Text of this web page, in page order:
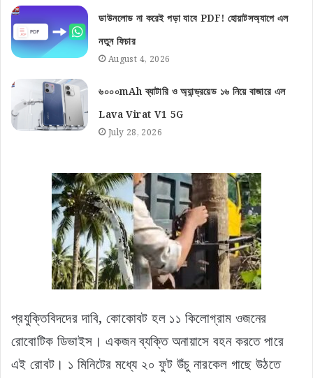
ডাউনলোড না করেই পড়া যাবে PDF! হোয়াটসঅ্যাপে এল
নতুন ফিচার
August 4, 2026
৬০০০mAh ব্যাটারি ও অ্যান্ড্রয়েড ১৬ নিয়ে বাজারে এল
Lava Virat V1 5G
July 28, 2026
প্রযুক্তিবিদদের দাবি, কোকোবট হল ১১ কিলোগ্রাম ওজনের
রোবোটিক ডিভাইস। একজন ব্যক্তি অনায়াসে বহন করতে পারে
এই রোবট। ১ মিনিটের মধ্যে ২০ ফুট উঁচু নারকেল গাছে উঠতে